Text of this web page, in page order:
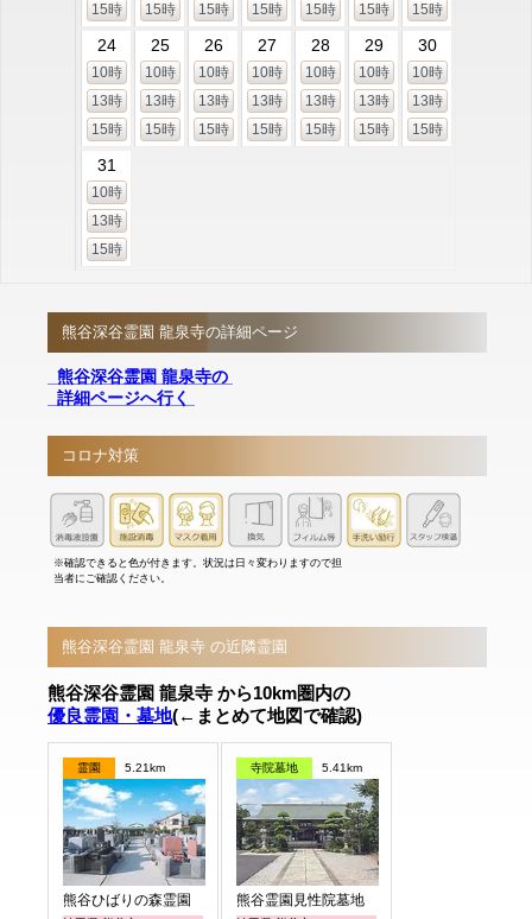
15時
15時
15時
15時
15時
15時
15時
24
10時
13時
15時
25
10時
13時
15時
26
10時
13時
15時
27
10時
13時
15時
28
10時
13時
15時
29
10時
13時
15時
30
10時
13時
15時
31
10時
13時
15時
熊谷深谷霊園 龍泉寺の詳細ページ
熊谷深谷霊園 龍泉寺の
詳細ページへ行く
コロナ対策
※確認できると色が付きます。状況は日々変わりますので担
当者にご確認ください。
熊谷深谷霊園 龍泉寺 の近隣霊園
熊谷深谷霊園 龍泉寺 から10km圏内の
優良霊園・墓地(←まとめて地図で確認)
霊園 5.21km
熊谷ひばりの森霊園
寺院墓地 5.41km
熊谷霊園見性院墓地